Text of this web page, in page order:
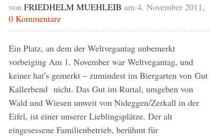
von FRIEDHELM MUEHLEIB am 4. November 2011,
0 Kommentare
Ein Platz, an dem der Weltvegantag unbemerkt
vorbeiging Am 1. November war Weltvegantag, und
keiner hat’s gemerkt – zumindest im Biergarten von Gut
Kallerbend nicht. Das Gut im Rurtal, umgeben von
Wald und Wiesen unweit von Nideggen/Zerkall in der
Eifel, ist einer unserer Lieblingsplätze. Der alt
eingesessene Familienbetrieb, berühmt für